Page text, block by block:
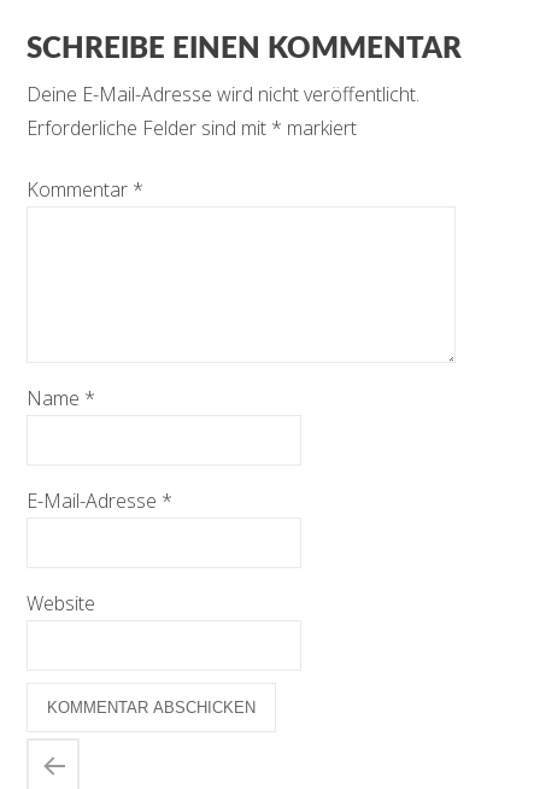
SCHREIBE EINEN KOMMENTAR
Deine E-Mail-Adresse wird nicht veröffentlicht.
Erforderliche Felder sind mit * markiert
Kommentar *
Name *
E-Mail-Adresse *
Website